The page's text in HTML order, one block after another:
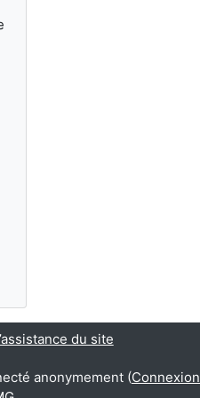
du site
anonymement (Connexion